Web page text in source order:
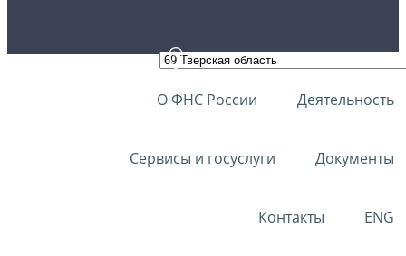
О ФНС России Деятельность
Сервисы и госуслуги Документы
Контакты ENG